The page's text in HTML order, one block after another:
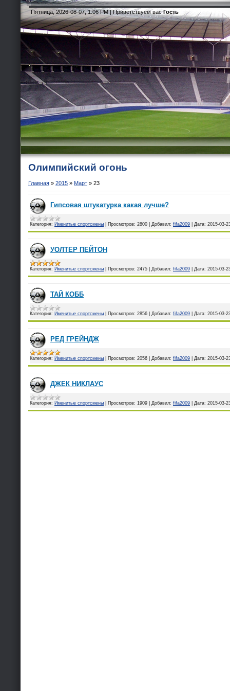
Пятница, 2026-08-07, 1:06 PM |Приветствуем вас Гость
Олимпийский огонь
Главная » 2015 » Март » 23
Гипсовая штукатурка какая лучше?
Категория: Именитые спортсмены Просмотров: 2800 Добавил: fifa2009 Дата: 2015-03-
УОЛТЕР ПЕЙТОН
Категория: Именитые спортсмены Просмотров: 2475 Добавил: fifa2009 Дата: 2015-03-
ТАЙ КОББ
Категория: Именитые спортсмены Просмотров: 2856 Добавил: fifa2009 Дата: 2015-03-
РЕД ГРЕЙНДЖ
Категория: Именитые спортсмены Просмотров: 2056 Добавил: fifa2009 Дата: 2015-03-
ДЖЕК НИКЛАУС
Категория: Именитые спортсмены Просмотров: 1909 Добавил: fifa2009 Дата: 2015-03-